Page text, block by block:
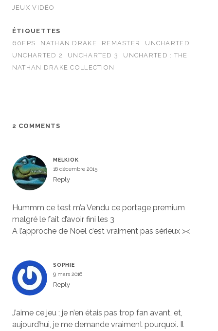
JEUX VIDÉO
ÉTIQUETTES
60FPS
NATHAN DRAKE REMASTER
UNCHARTED
UNCHARTED 2
UNCHARTED 3
UNCHARTED : THE
NATHAN DRAKE COLLECTION
2 COMMENTS
MELKIOK
16 décembre 2015
Reply
Hummm ce test m’a Vendu ce portage premium
malgré le fait d’avoir fini les 3
A l’approche de Noël c’est vraiment pas sérieux ><
SOPHIE
9 mars 2016
Reply
J’aime ce jeu ; je n’en étais pas trop fan avant, et,
aujourd’hui, je me demande vraiment pourquoi. Il